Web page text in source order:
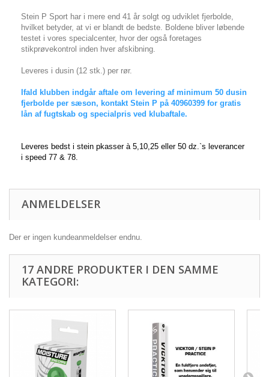
Stein P Sport har i mere end 41 år solgt og udviklet fjerbolde,
hvilket betyder, at vi er blandt de bedste. Boldene bliver løbende
testet i vores specialcenter, hvor der også foretages
stikprøvekontrol inden hver afskibning.
Leveres i dusin (12 stk.) per rør.
Ifald klubben indgår aftale om levering af minimum 50 dusin
fjerbolde per sæson, kontakt Stein P på 40960399 for gratis
lån af fugtskab og specialpris ved klubaftale.
Leveres bedst i stein pkasser à 5,10,25 eller 50 dz.`s leverancer
i speed 77 & 78.
ANMELDELSER
Der er ingen kundeanmeldelser endnu.
17 ANDRE PRODUKTER I DEN SAMME
KATEGORI: